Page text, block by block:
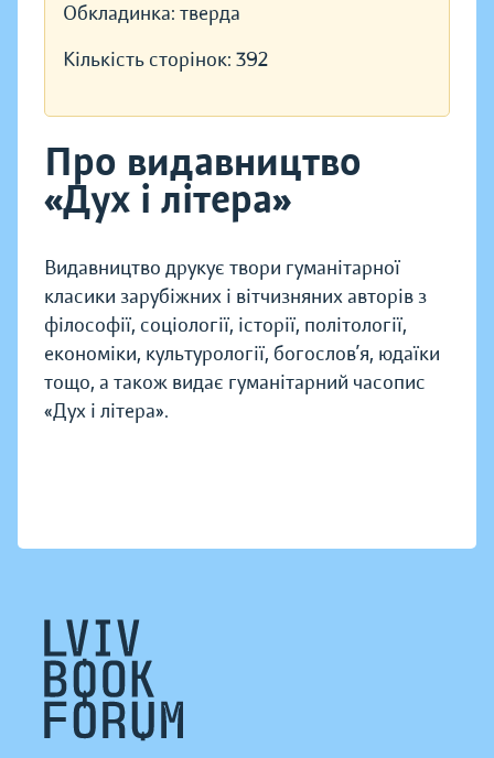
Обкладинка: тверда
Кількість сторінок: 392
Про видавництво
«Дух і літера»
Видавництво друкує твори гуманітарної
класики зарубіжних і вітчизняних авторів з
філософії, соціології, історії, політології,
економіки, культурології, богослов’я, юдаїки
тощо, а також видає гуманітарний часопис
«Дух і літера».